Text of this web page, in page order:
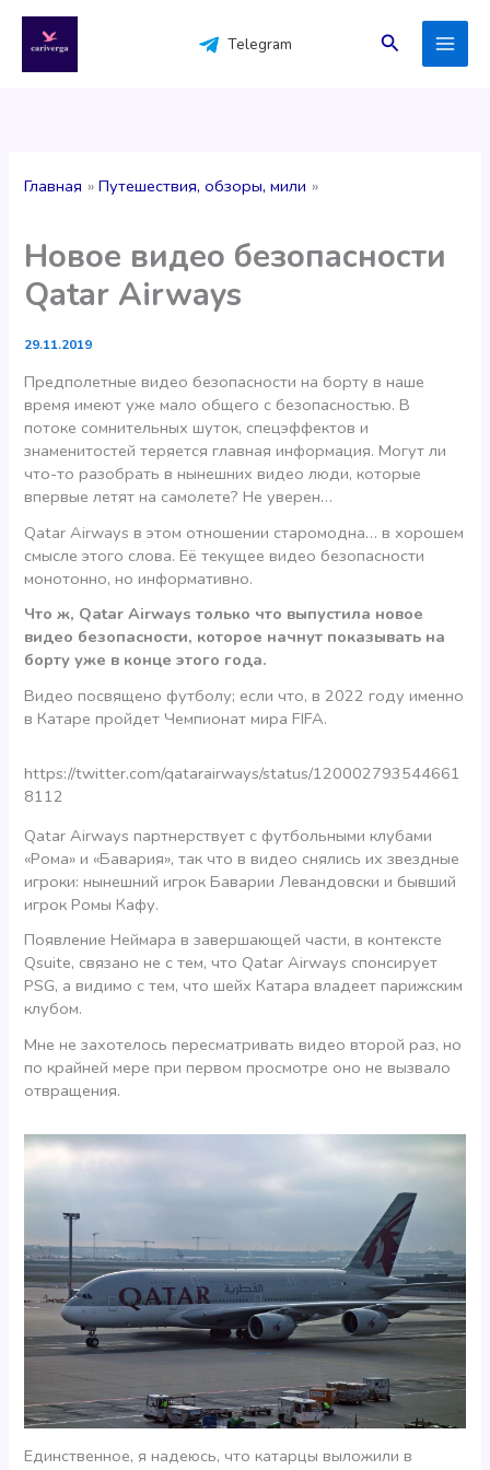
содержимому
Telegram Поиск
Главная Путешествия, обзоры, мили
Новое видео безопасности
Qatar Airways
29.11.2019
Предполетные видео безопасности на борту в наше
время имеют уже мало общего с безопасностью. В
потоке сомнительных шуток, спецэффектов и
знаменитостей теряется главная информация. Могут ли
что-то разобрать в нынешних видео люди, которые
впервые летят на самолете? Не уверен…
Qatar Airways в этом отношении старомодна… в хорошем
смысле этого слова. Её текущее видео безопасности
монотонно, но информативно.
Что ж, Qatar Airways только что выпустила новое
видео безопасности, которое начнут показывать на
борту уже в конце этого года.
Видео посвящено футболу; если что, в 2022 году именно
в Катаре пройдет Чемпионат мира FIFA.
https://twitter.com/qatarairways/status/120002793544661
8112
Qatar Airways партнерствует с футбольными клубами
«Рома» и «Бавария», так что в видео снялись их звездные
игроки: нынешний игрок Баварии Левандовски и бывший
игрок Ромы Кафу.
Появление Неймара в завершающей части, в контексте
Qsuite, связано не с тем, что Qatar Airways спонсирует
PSG, а видимо с тем, что шейх Катара владеет парижским
клубом.
Мне не захотелось пересматривать видео второй раз, но
по крайней мере при первом просмотре оно не вызвало
отвращения.
Единственное, я надеюсь, что катарцы выложили в